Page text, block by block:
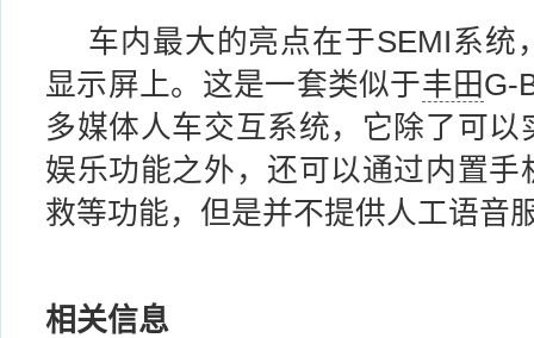
车内最大的亮点在于SEMI系统
显示屏上。这是一套类似于丰田G-
多媒体人车交互系统，它除了可
娱乐功能之外，还可以通过内置
救等功能，但是并不提供人工语音
相关信息